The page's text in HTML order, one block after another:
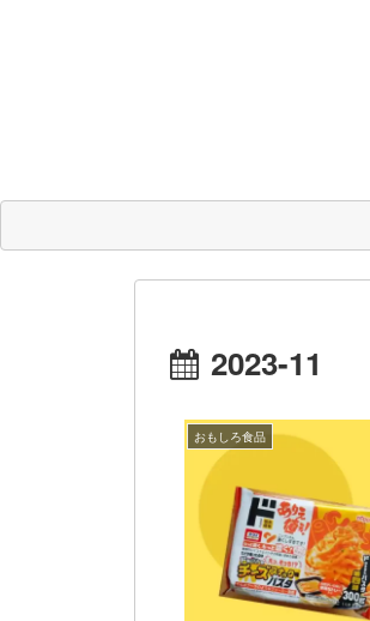
2023-11
おもしろ食品